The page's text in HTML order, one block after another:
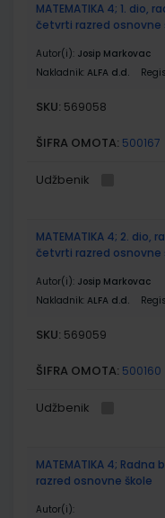
MATEMATIKA 4; 1.
četvrti razred osnovne
Autor(i): Josip Markovac
Nakladnik: ALFA d.d.
SKU: 569058
ŠIFRA OMOTA: 500167
Udžbenik
MATEMATIKA 4; 2.
četvrti razred osnovne
Autor(i): Josip Markovac
Nakladnik: ALFA d.d.
SKU: 569059
ŠIFRA OMOTA: 500160
Udžbenik
MATEMATIKA 4;
razred osnovne škole
Autor(i):